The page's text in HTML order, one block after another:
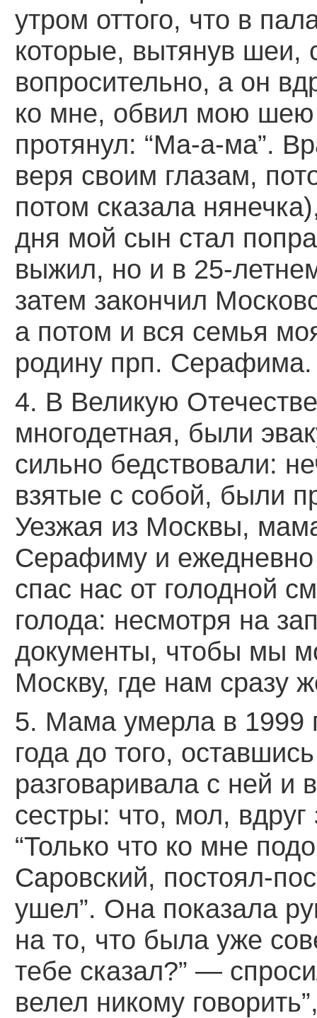
утром оттого, что в
которые, вытянув шеи,
вопросительно, а он
ко мне, обвил мою
протянул: “Ма-а-ма”.
веря своим глазам,
потом сказала
дня мой сын стал
выжил, но и в 25-
затем закончил
а потом и вся семья
родину прп. Серафима.
4. В Великую
многодетная, были
сильно бедствовали:
взятые с собой, были
Уезжая из Москвы,
Серафиму и
спас нас от голодной
голода: несмотря на
документы, чтобы мы
Москву, где нам сразу
5. Мама умерла в 1999
года до того,
разговаривала с ней и
сестры: что, мол,
“Только что ко мне
Саровский, постоял-
ушел”. Она показала
на то, что была уже
тебе сказал?” —
велел никому